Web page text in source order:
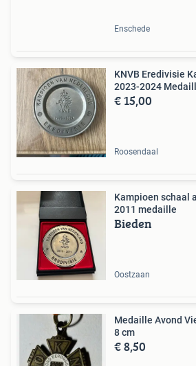
Enschede
KNVB Eredivisie
2023-2024
€ 15,00
Roosendaal
Kampioen schaal
2011 medaille
Bieden
Oostzaan
Medaille Avond
8 cm
€ 8,50